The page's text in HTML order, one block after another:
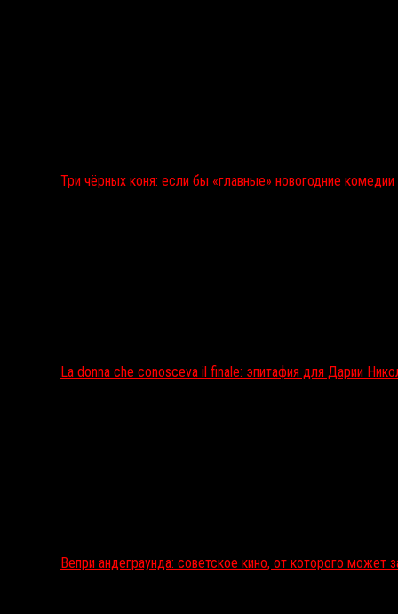
Три чёрных коня: если бы «главные» новогодние
La donna che conosceva il finale: эпитафия для Дарии
Вепри андеграунда: советское кино, от которого может